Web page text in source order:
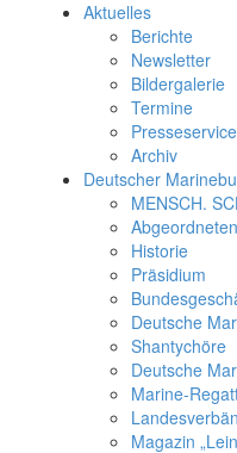
Aktuelles
Berichte
Newsletter
Bildergalerie
Termine
Presseservice
Archiv
Deutscher
MENSCH.
Historie
Präsidium
Deutsche
Shantychöre
Deutsche
Marine-
Magazin